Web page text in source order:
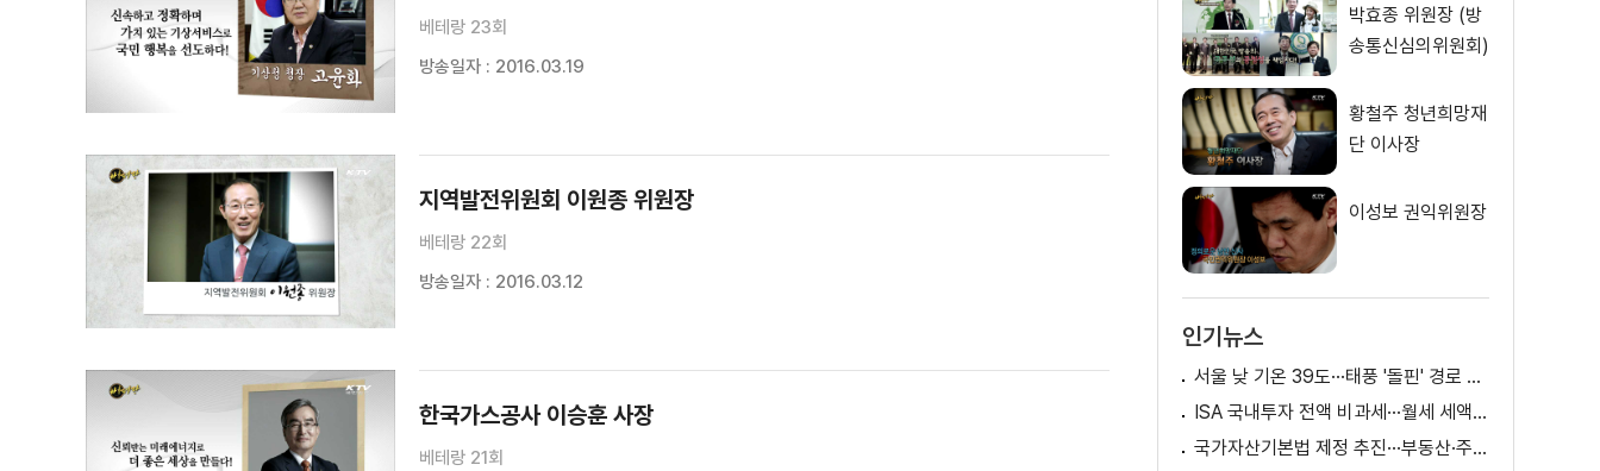
베테랑 23회
방송일자 : 2016.03.19
지역발전위원회 이원종 위원장
베테랑 22회
방송일자 : 2016.03.12
한국가스공사 이승훈 사장
베테랑 21회
박효종 위원장 (방
송통신심의위원회)
황철주 청년희망재
단 이사장
이성보 권익위원장
인기뉴스
서울 낮 기온 39도···태풍 '돌핀' 경로 변수
ISA 국내투자 전액 비과세···월세 세액공제 확대
국가자산기본법 제정 추진···부동산·주식 등 통합 관리